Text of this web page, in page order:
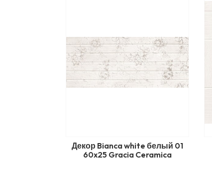
Декор Bianca white белый 01
60x25 Gracia Ceramica